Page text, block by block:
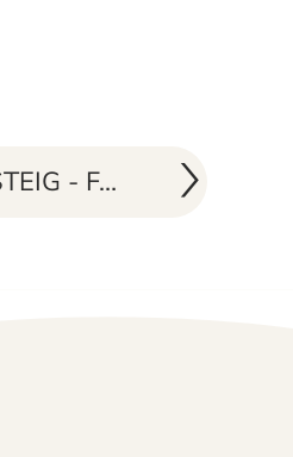
HOTEL AM RENNSTEIG - FAMILIENTREFFPUNKT